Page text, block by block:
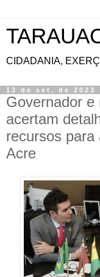
CIDADANIA,
13 de set. de 2023
Governador e
acertam
recursos
Acre